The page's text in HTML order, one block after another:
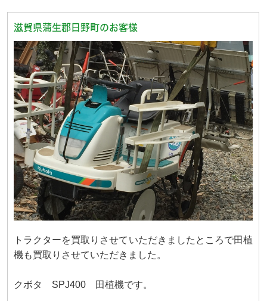
滋賀県蒲生郡日野町のお客様
トラクターを買取りさせていただきましたところで田植
機も買取りさせていただきました。
クボタ SPJ400 田植機です。